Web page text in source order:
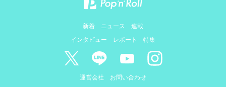
新着 ニュース
連載
インタビュー
レポート 特集
運営会社 お問い合わせ